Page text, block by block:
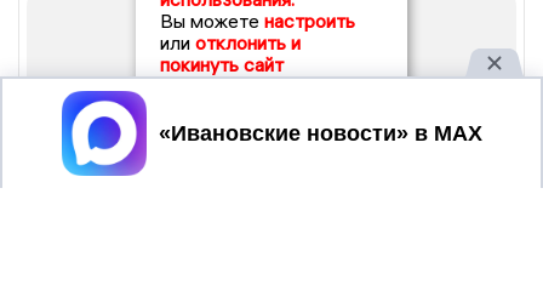
Вы можете настроить
или отклонить и
покинуть сайт
Принять